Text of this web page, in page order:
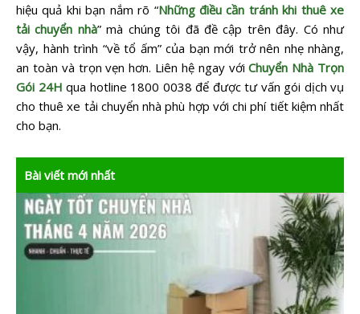
hiệu quả khi bạn nắm rõ “Những điều cần tránh khi thuê xe
tải chuyển nhà” mà chúng tôi đã đề cập trên đây. Có như
vậy, hành trình “về tổ ấm” của bạn mới trở nên nhẹ nhàng,
an toàn và trọn vẹn hơn. Liên hệ ngay vớiChuyển Nhà Trọn
Gói 24H qua hotline 1800 0038 để được tư vấn gói dịch vụ
cho thuê xe tải chuyển nhà phù hợp với chi phí tiết kiệm nhất
cho bạn.
Bài viết mới nhất